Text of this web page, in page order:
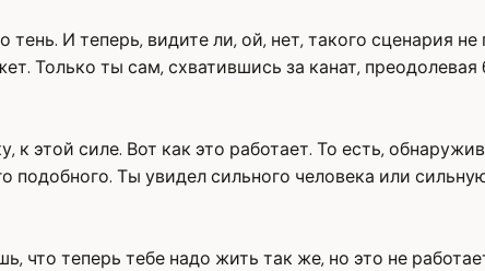
И теперь, видите ли, ой, нет, такого сценария
Только ты сам, схватившись за канат,
к этой силе. Вот как это работает. То есть,
подобного. Ты увидел сильного человека или
что теперь тебе надо жить так же, но это не